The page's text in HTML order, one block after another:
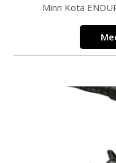
Minn Kota